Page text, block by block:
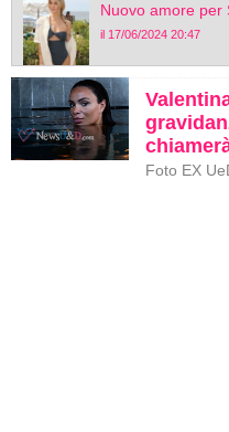
Nuovo amore per
il 17/06/2024 20:47
Foto EX